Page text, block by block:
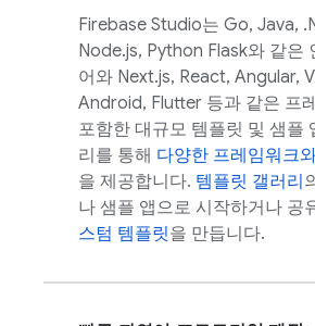
Firebase Studio는 Go, Java,
Node.js, Python Flask와 같은
어와 Next.js, React, Angular,
Android, Flutter 등과 같은 프
포함한 대규모 템플릿 및 샘플
리를 통해 다양한 프레임워크
을 제공합니다. 템플릿 갤러리
나 샘플 앱으로 시작하거나 공
스텀 템플릿을 만듭니다.